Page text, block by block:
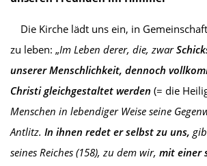
Die Kirche lädt uns ein, in
zu leben: „Im Leben derer, die, zwar
unserer Menschlichkeit, dennoch
Christi gleichgestaltet werden (= die
Menschen in lebendiger Weise seine
Antlitz. In ihnen redet er selbst zu uns,
seines Reiches (158), zu dem wir, mit einer